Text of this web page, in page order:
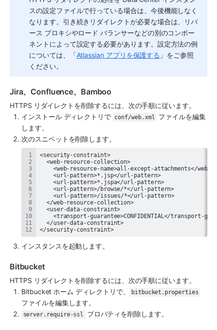
スの設定ファイルで行っている場合は、今後機能しなく
なります。引き続きリダイレクトが必要な場合は、リバ
ース プロキシやロード バランサーなどの別のコンポー
ネントによって設定する必要があります。設定方法の例
については、「Atlassian アプリを保護する 」をご参照
ください。
Jira、Confluence、Bamboo
HTTPS リダイレクトを削除するには、次の手順に従います。
インストール ディレクトリで conf/web.xml
ファイルを編集
します。
次のスニペットを削除します。
<security-constraint>
    <url-pattern>*.jsp</url-pattern>
    <url-pattern>*.jspa</url-pattern>
</security-constraint>
インスタンスを起動します。
Bitbucket
HTTPS リダイレクトを削除するには、次の手順に従います。
Bitbucket ホーム ディレクトリで、
bitbucket.properties
ファイルを編集します。
server.require-ssl プロパティを削除します。